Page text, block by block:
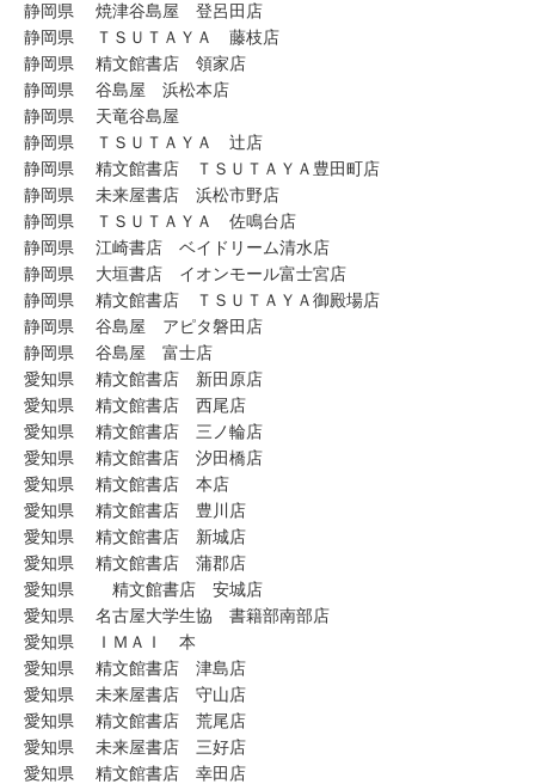
静岡県 焼津谷島屋 登呂田店
静岡県 ＴＳＵＴＡＹＡ 藤枝店
静岡県 精文館書店 領家店
静岡県 谷島屋 浜松本店
静岡県 天竜谷島屋
静岡県 ＴＳＵＴＡＹＡ 辻店
静岡県 精文館書店 ＴＳＵＴＡＹＡ豊田町店
静岡県 未来屋書店 浜松市野店
静岡県 ＴＳＵＴＡＹＡ 佐鳴台店
静岡県 江崎書店 ベイドリーム清水店
静岡県 大垣書店 イオンモール富士宮店
静岡県 精文館書店 ＴＳＵＴＡＹＡ御殿場店
静岡県 谷島屋 アピタ磐田店
静岡県 谷島屋 富士店
愛知県 精文館書店 新田原店
愛知県 精文館書店 西尾店
愛知県 精文館書店 三ノ輪店
愛知県 精文館書店 汐田橋店
愛知県 精文館書店 本店
愛知県 精文館書店 豊川店
愛知県 精文館書店 新城店
愛知県 精文館書店 蒲郡店
愛知県 精文館書店 安城店
愛知県 名古屋大学生協 書籍部南部店
愛知県 ＩＭＡＩ 本
愛知県 精文館書店 津島店
愛知県 未来屋書店 守山店
愛知県 精文館書店 荒尾店
愛知県 未来屋書店 三好店
愛知県 精文館書店 幸田店